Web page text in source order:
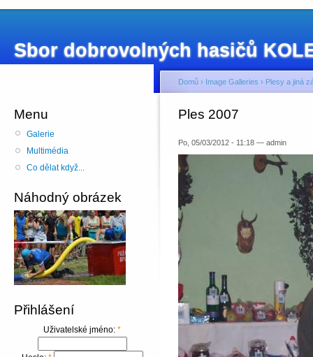
Sbor dobrovolných hasičů
Menu
Galerie
Multimédia
Co dělat když...
Náhodný obrázek
Přihlášení
Uživatelské jméno: *
Domů › Image Galleries › Plesy a jiná
Ples 2007
Po, 05/03/2012 - 11:18 — admin